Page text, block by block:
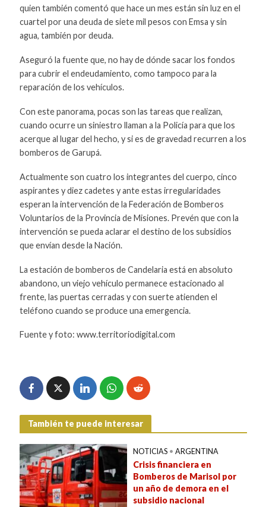
quien también comentó que hace un mes están sin luz en el
cuartel por una deuda de siete mil pesos con Emsa y sin
agua, también por deuda.
Aseguró la fuente que, no hay de dónde sacar los fondos
para cubrir el endeudamiento, como tampoco para la
reparación de los vehículos.
Con este panorama, pocas son las tareas que realizan,
cuando ocurre un siniestro llaman a la Policía para que los
acerque al lugar del hecho, y si es de gravedad recurren a los
bomberos de Garupá.
Actualmente son cuatro los integrantes del cuerpo, cinco
aspirantes y diez cadetes y ante estas irregularidades
esperan la intervención de la Federación de Bomberos
Voluntarios de la Provincia de Misiones. Prevén que con la
intervención se pueda aclarar el destino de los subsidios
que envían desde la Nación.
La estación de bomberos de Candelaria está en absoluto
abandono, un viejo vehículo permanece estacionado al
frente, las puertas cerradas y con suerte atienden el
teléfono cuando se produce una emergencia.
Fuente y foto: www.territoriodigital.com
También te puede interesar
NOTICIAS • ARGENTINA
Crisis financiera en
Bomberos de Marisol por
un año de demora en el
subsidio nacional